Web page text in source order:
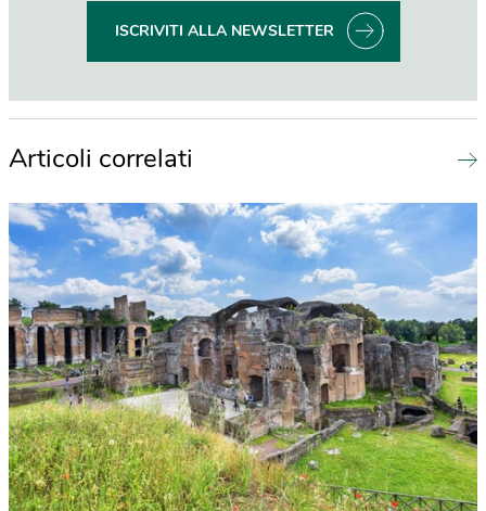
ISCRIVITI ALLA NEWSLETTER
Articoli correlati